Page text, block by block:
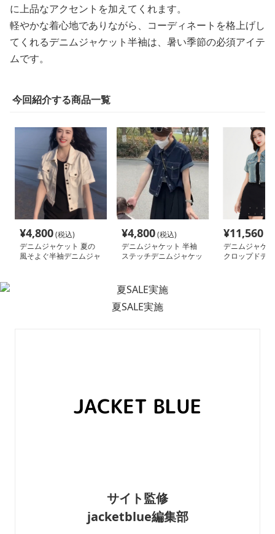
に上品なアクセントを加えてくれます。
軽やかな着心地でありながら、コーディネートを格上げし
てくれるデニムジャケット半袖は、暑い季節の必須アイテ
ムです。
今回紹介する商品一覧
¥4,800(税込)
デニムジャケット 夏の
風そよぐ半袖デニムジャ
¥4,800(税込)
デニムジャケット 半袖
ステッチデニムジャケッ
¥11,560
デニムジャケ
クロップドデ
夏SALE実施
サイト監修
jacketblue編集部